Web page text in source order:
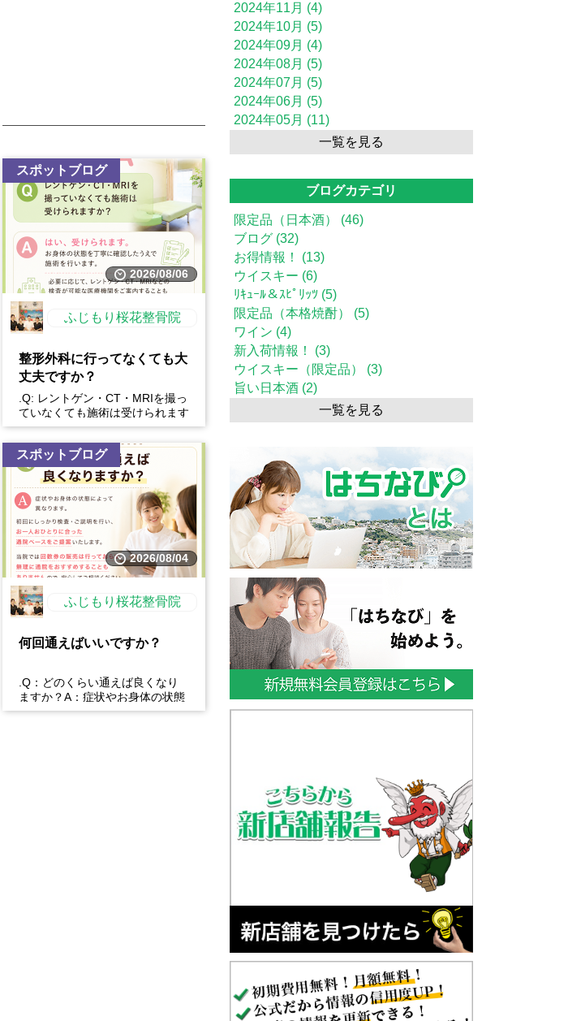
スポットブログ
2026/08/06
ふじもり桜花整骨院
整形外科に行ってなくても大
丈夫ですか？
.Q: レントゲン・CT・MRIを撮っ
ていなくても施術は受けられます
か？A: はい、受けられます。お
身体の状態を丁...
スポットブログ
2026/08/04
ふじもり桜花整骨院
何回通えばいいですか？
.Q：どのくらい通えば良くなり
ますか？A：症状やお身体の状態
によって異なります。初回にしっ
2024年11月 (4)
2024年10月 (5)
2024年09月 (4)
2024年08月 (5)
2024年07月 (5)
2024年06月 (5)
2024年05月 (11)
一覧を見る
ブログカテゴリ
限定品（日本酒） (46)
ブログ (32)
お得情報！ (13)
ウイスキー (6)
ﾘｷｭｰﾙ＆ｽﾋﾟﾘｯﾂ (5)
限定品（本格焼酎） (5)
ワイン (4)
新入荷情報！ (3)
ウイスキー（限定品） (3)
旨い日本酒 (2)
一覧を見る